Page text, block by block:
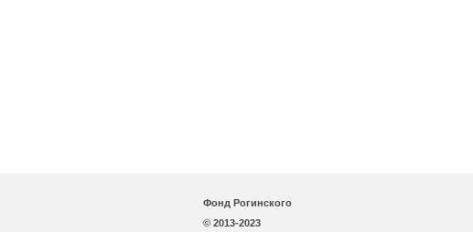
Фонд Рогинского
© 2013-2023